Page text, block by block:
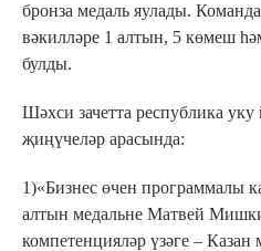
бронза медаль яулады.
вәкилләре 1 алтын, 5 көмеш
булды.
Шәхси зачетта республика
җиңүчеләр арасында:
1)«Бизнес өчен программалы
алтын медальне Матвей
компетенцияләр үзәге – Казан